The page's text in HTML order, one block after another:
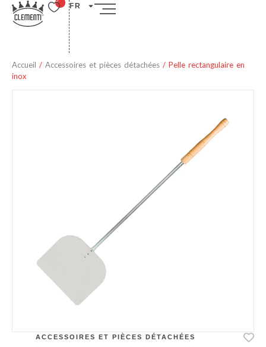
FR
Accueil / Accessoires et pièces détachées / Pelle rectangulaire en
inox
ACCESSOIRES ET PIÈCES DÉTACHÉES